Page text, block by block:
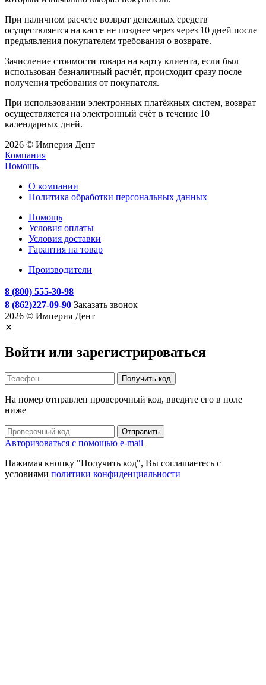
При наличном расчете возврат денежных средств
осуществляется на кассе не позднее через через 10 дней после
предъявления покупателем требования о возврате.
Зачисление стоимости товара на карту клиента, если был
использован безналичный расчёт, происходит сразу после
получения требования от покупателя.
При использовании электронных платёжных систем, возврат
осуществляется на электронный счёт в течение 10
календарных дней.
2026 © Империя Дент
Компания
Помощь
О компании
Политика обработки персональных данных
Помощь
Условия оплаты
Условия доставки
Гарантия на товар
Производители
8 (800) 555-30-98
8 (862)227-09-90 Заказать звонок
2026 © Империя Дент
✕
Войти или зарегистрироваться
Получить код
На номер отправлен проверочный код, введите его в поле
ниже
Отправить
Авторизоваться с помощью e-mail
Нажимая кнопку "Получить код", Вы соглашаетесь c
условиями политики конфиденциальности